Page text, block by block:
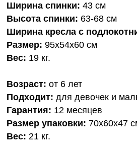
Ширина спинки: 43 см
Высота спинки: 63-68 см
Ширина кресла с
Размер: 95x54х60 см
Вес: 19 кг.
Возраст: от 6 лет
Подходит: для девочек и
Гарантия: 12 месяцев
Размер упаковки: 70х60х47
Вес: 21 кг.